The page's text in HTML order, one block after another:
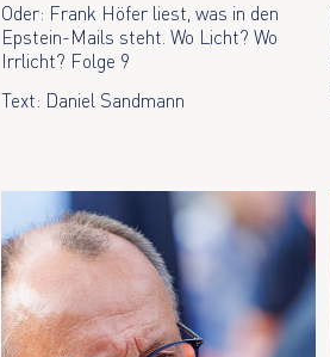
Oder: Frank Höfer liest, was in den
Epstein-Mails steht. Wo Licht? Wo
Irrlicht? Folge 9
Text: Daniel Sandmann